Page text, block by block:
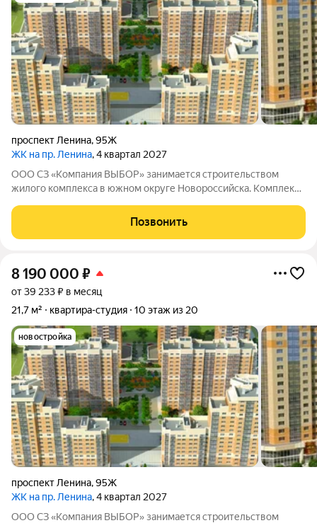
проспект Ленина,95Ж
ЖК на пр. Ленина, 4 квартал 2027
ООО СЗ «Компания ВЫБОР» занимается строительством
жилого комплекса в южном округе Новороссийска. Комплекс
творчества, в шаговой доступности от Суджукской косы.
Район отличается благоприятной
Позвонить
8 190 000 ₽
от 39 233 ₽ в месяц
21,7 м²
квартира-студия 10 этаж из 20
новостройка
проспект Ленина,95Ж
ЖК на пр. Ленина, 4 квартал 2027
ООО СЗ «Компания ВЫБОР» занимается строительством